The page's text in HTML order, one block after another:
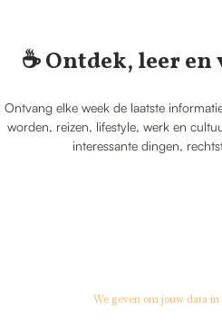
☕️ Ontdek, leer
Ontvang elke week de laatste
worden, reizen, lifestyle, werk en
interessante dingen,
We geven om jouw data in